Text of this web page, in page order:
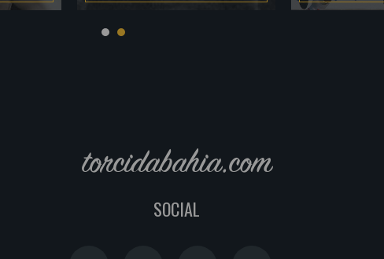
torcidabahia.com
SOCIAL